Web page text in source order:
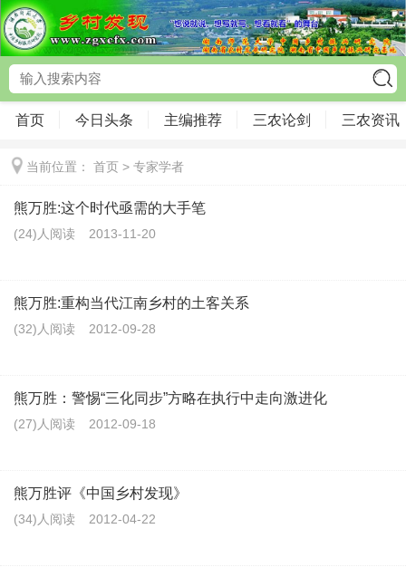
首页 今日头条 主编推荐 三农论剑 三农资讯
当前位置： 首页 > 专家学者
熊万胜:这个时代亟需的大手笔
(24)人阅读 2013-11-20
熊万胜:重构当代江南乡村的土客关系
(32)人阅读 2012-09-28
熊万胜：警惕“三化同步”方略在执行中走向激进化
(27)人阅读 2012-09-18
熊万胜评《中国乡村发现》
(34)人阅读 2012-04-22